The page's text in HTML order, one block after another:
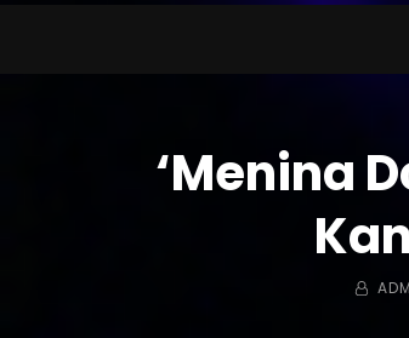
‘Menina
BY